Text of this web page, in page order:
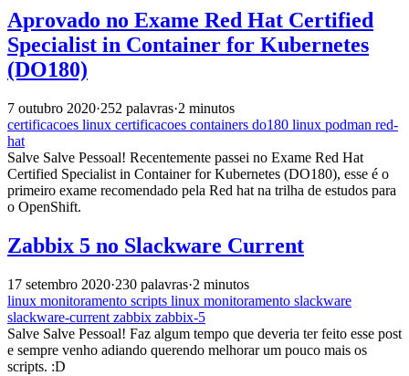
Aprovado no Exame Red Hat Certified
Specialist in Container for Kubernetes
(DO180)
7 outubro 2020·252 palavras·2 minutos
certificacoes linux certificacoes containers do180 linux podman red-
hat
Salve Salve Pessoal! Recentemente passei no Exame Red Hat
Certified Specialist in Container for Kubernetes (DO180), esse é o
primeiro exame recomendado pela Red hat na trilha de estudos para
o OpenShift.
Zabbix 5 no Slackware Current
17 setembro 2020·230 palavras·2 minutos
linux monitoramento scripts linux monitoramento slackware
slackware-current zabbix zabbix-5
Salve Salve Pessoal! Faz algum tempo que deveria ter feito esse post
e sempre venho adiando querendo melhorar um pouco mais os
scripts. :D